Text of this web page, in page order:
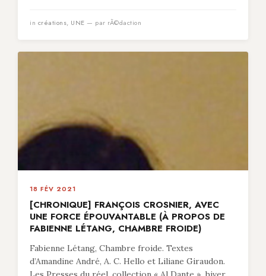
in créations, UNE — par rÃ©daction
18 FÉV 2021
[CHRONIQUE] FRANÇOIS CROSNIER, AVEC
UNE FORCE ÉPOUVANTABLE (À PROPOS DE
FABIENNE LÉTANG, CHAMBRE FROIDE)
Fabienne Létang, Chambre froide. Textes
d’Amandine André, A. C. Hello et Liliane Giraudon.